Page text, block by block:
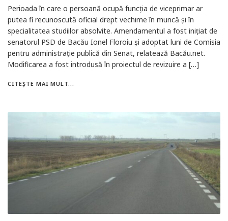
Perioada în care o persoană ocupă funcția de viceprimar ar
putea fi recunoscută oficial drept vechime în muncă și în
specialitatea studiilor absolvite. Amendamentul a fost inițiat de
senatorul PSD de Bacău Ionel Floroiu și adoptat luni de Comisia
pentru administrație publică din Senat, relatează Bacău.net.
Modificarea a fost introdusă în proiectul de revizuire a […]
CITEȘTE MAI MULT...